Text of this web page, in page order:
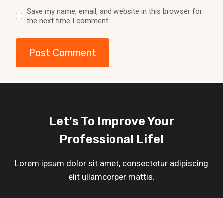
Save my name, email, and website in this browser for
the next time I comment.
Let's To Improve Your
Professional Life!
Lorem ipsum dolor sit amet, consectetur adipiscing
elit ullamcorper mattis.